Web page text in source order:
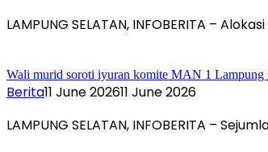
LAMPUNG SELATAN, INFOBERITA –
Wali murid soroti iyuran komite MAN 1 Lampung
Berita11 June 202611 June 2026
LAMPUNG SELATAN, INFOBERITA –